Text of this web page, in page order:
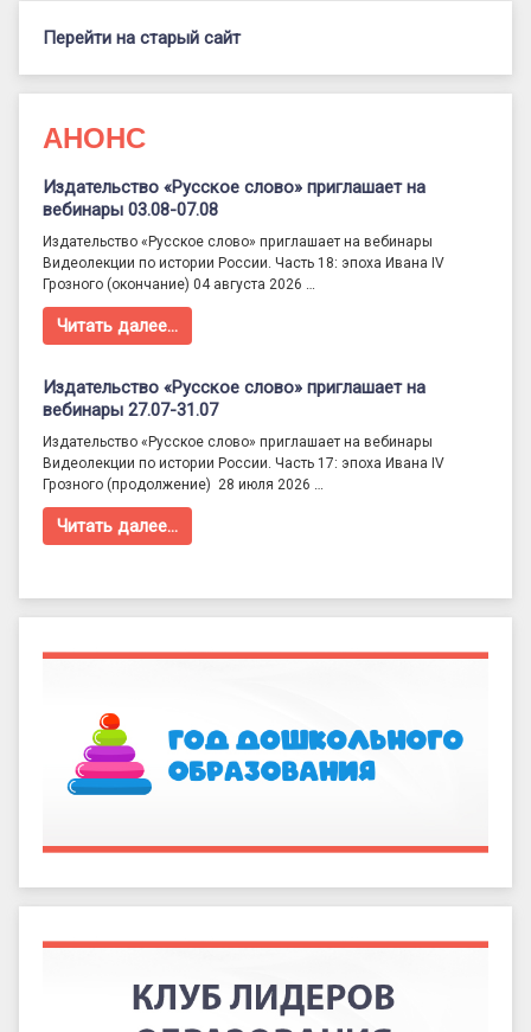
Перейти на старый сайт
АНОНС
Издательство «Русское слово» приглашает на
вебинары 03.08-07.08
Издательство «Русское слово» приглашает на вебинары
Видеолекции по истории России. Часть 18: эпоха Ивана IV
Грозного (окончание) 04 августа 2026 …
Читать далее…
Издательство «Русское слово» приглашает на
вебинары 27.07-31.07
Издательство «Русское слово» приглашает на вебинары
Видеолекции по истории России. Часть 17: эпоха Ивана IV
Грозного (продолжение) 28 июля 2026 …
Читать далее…